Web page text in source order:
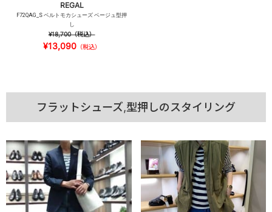
REGAL
F72QAG_S ベルトモカシューズ ベージュ型押
し
¥18,700（税込）
¥13,090（税込）
フラットシューズ,型押しのスタイリング